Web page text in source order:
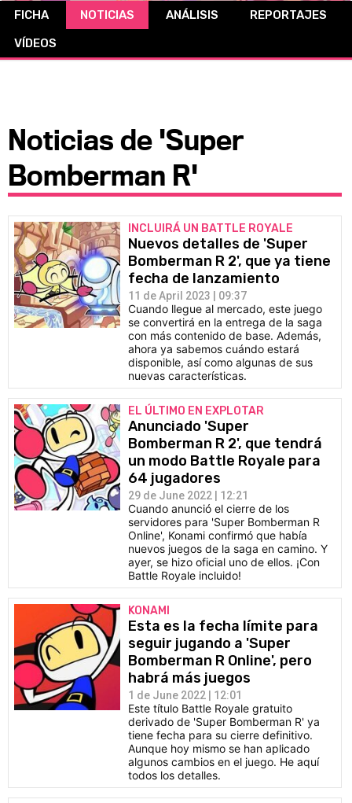
CÓMICS
FICHA NOTICIAS ANÁLISIS
REPORTAJES
VÍDEOS
Noticias de 'Super
Bomberman R'
INCLUIRÁ UN BATTLE ROYALE
Nuevos detalles de 'Super
Bomberman R 2', que ya tiene
fecha de lanzamiento
11 de April 2023 | 09:37
Cuando llegue al mercado, este juego
se convertirá en la entrega de la saga
con más contenido de base. Además,
ahora ya sabemos cuándo estará
disponible, así como algunas de sus
nuevas características.
EL ÚLTIMO EN EXPLOTAR
Anunciado 'Super
Bomberman R 2', que tendrá
un modo Battle Royale para
64 jugadores
29 de June 2022 | 12:21
Cuando anunció el cierre de los
servidores para 'Super Bomberman R
Online', Konami confirmó que había
nuevos juegos de la saga en camino. Y
ayer, se hizo oficial uno de ellos. ¡Con
Battle Royale incluido!
KONAMI
Esta es la fecha límite para
seguir jugando a 'Super
Bomberman R Online', pero
habrá más juegos
1 de June 2022 | 12:01
Este título Battle Royale gratuito
derivado de 'Super Bomberman R' ya
tiene fecha para su cierre definitivo.
Aunque hoy mismo se han aplicado
algunos cambios en el juego. He aquí
todos los detalles.